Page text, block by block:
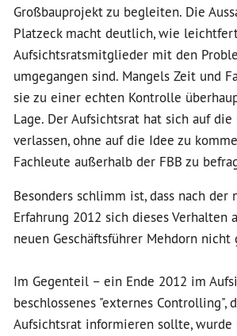
Großbauprojekt zu begleiten. Die
Platzeck macht deutlich, wie
Aufsichtsratsmitglieder mit den
umgegangen sind. Mangels Zeit und
sie zu einer echten Kontrolle
Lage. Der Aufsichtsrat hat sich auf die
verlassen, ohne auf die Idee zu
Fachleute außerhalb der FBB zu
Besonders schlimm ist, dass nach der
Erfahrung 2012 sich dieses Verhalten
neuen Geschäftsführer Mehdorn nicht
Im Gegenteil – ein Ende 2012 im
beschlossenes "externes Controlling",
Aufsichtsrat informieren sollte, wurde